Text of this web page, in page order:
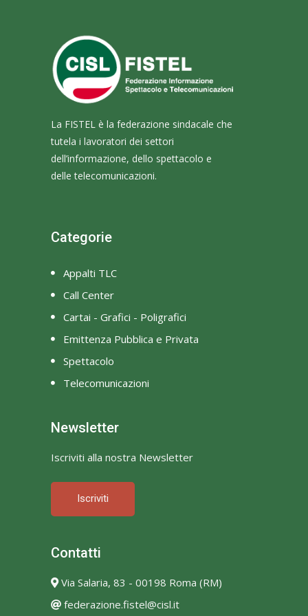
La FISTEL è la federazione sindacale che
tutela i lavoratori dei settori
dell’informazione, dello spettacolo e
delle telecomunicazioni.
Categorie
Appalti TLC
Call Center
Cartai - Grafici - Poligrafici
Emittenza Pubblica e Privata
Spettacolo
Telecomunicazioni
Newsletter
Iscriviti alla nostra Newsletter
Iscriviti
Contatti
Via Salaria, 83 - 00198 Roma (RM)
federazione.fistel@cisl.it